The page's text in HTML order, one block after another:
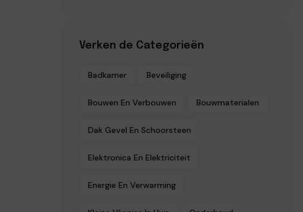
Verken de Categorieën
Badkamer Beveiliging
Bouwen En Verbouwen Bouwmaterialen
Dak Gevel En Schoorsteen
Elektronica En Elektriciteit
Energie En Verwarming